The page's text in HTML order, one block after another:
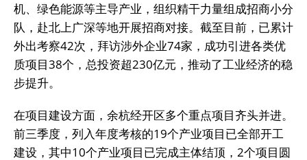
机、绿色能源等主导产业，组织精干力量组成招商小分
队，赴北上广深等地开展招商对接。截至目前，已累计
外出考察42次，拜访涉外企业74家，成功引进各类优
质项目38个，总投资超230亿元，推动了工业经济的稳
步提升。
在项目建设方面，余杭经开区多个重点项目齐头并进。
前三季度，列入年度考核的19个产业项目已全部开工
建设，其中10个产业项目已完成主体结顶，2个项目圆